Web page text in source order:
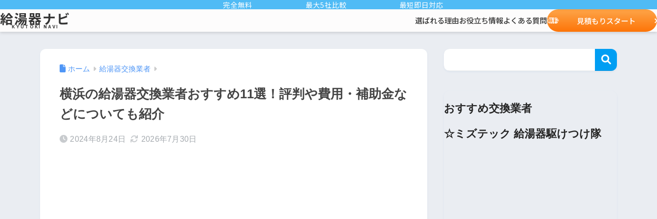
完全無料 最大5社比較 最短即日対応
給湯器ナビ
KYUTOKI NAVI
選ばれる理由お役立ち情報よくある質問無料 見積もりスタート
ホーム 給湯器交換業者
横浜の給湯器交換業者おすすめ11選！評判や費用・補助金な
どについても紹介
2024年8月24日 2026年7月30日
おすすめ交換業者
☆ミズテック 給湯器駆けつけ隊